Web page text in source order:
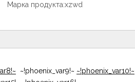
Марка продукта:xzwd
~!phoenix_var9!~ ~!phoenix_var10!~